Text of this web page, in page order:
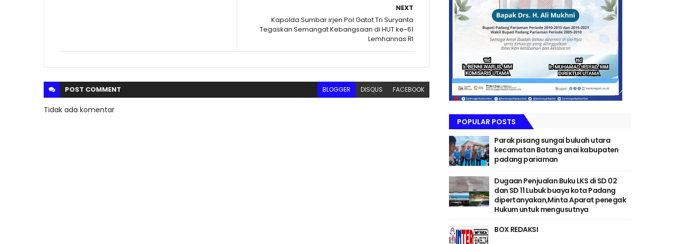
NEXT
Kapolda Sumbar irjen Pol Gatot Tri Suryanta
Tegaskan Semangat Kebangsaan di HUT ke-61
Lemhannas RI
POST COMMENT BLOGGER DISQUS FACEBOOK
Tidak ada komentar
POPULAR POSTS
Parak pisang sungai buluah utara
kecamatan Batang anai kabupaten
padang pariaman
Dugaan Penjualan Buku LKS di SD 02
dan SD 11 Lubuk buaya kota Padang
dipertanyakan,Minta Aparat penegak
Hukum untuk mengusutnya
BOX REDAKSI